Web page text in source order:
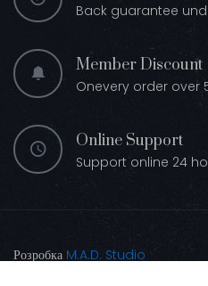
Back guarantee
Member Discount
Onevery order over
Online Support
Support online 24
Розробка M.A.D. Studio